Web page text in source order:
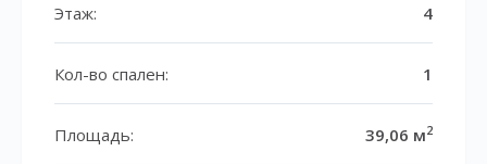
Этаж: 4
Кол-во спален: 1
Площадь: 39,06 м2